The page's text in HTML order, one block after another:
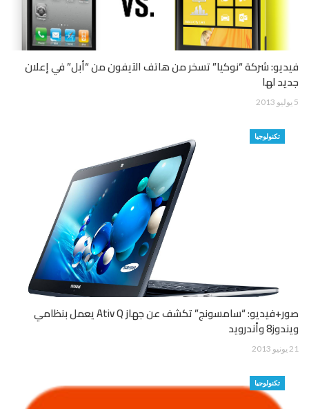
فيديو: شركة “نوكيا” تسخر من هاتف الآيفون من “أبل” في إعلان
جديد لها
5 يوليو 2013
تكنولوجيا
صور+فيديو: “سامسونج” تكشف عن جهاز Ativ Q يعمل بنظامي
ويندوز8 وأندرويد
21 يونيو 2013
تكنولوجيا